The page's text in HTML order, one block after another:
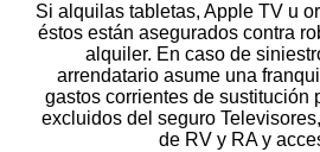
Si alquilas tabletas, Apple TV u
éstos están asegurados contra
alquiler. En caso de
arrendatario asume una
gastos corrientes de sustitución
excluidos del seguro
de RV y RA y